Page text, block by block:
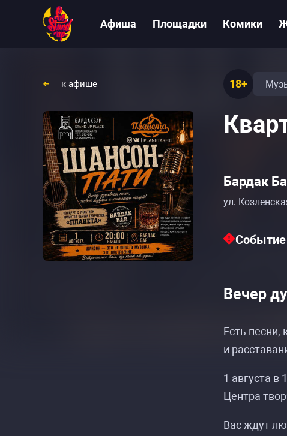
Афиша Площадки Комики
к афише 18+
Бардак
ул.
Событие
Вечер
Есть песни,
и
1 августа
Центра
Вас ждут